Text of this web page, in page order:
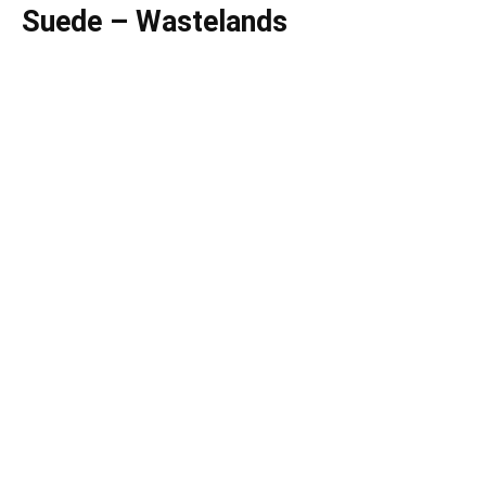
Suede – Wastelands